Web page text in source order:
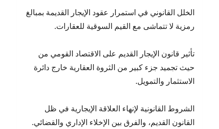
الخلل القانوني في استمرار عقود الإيجار القديمة بمبالغ
رمزية لا تتماشى مع القيم السوقية للعقارات.
تأثير قانون الإيجار القديم على الاقتصاد القومي من
حيث تجميد جزء كبير من الثروة العقارية خارج دائرة
الاستثمار والتمويل.
الشروط القانونية لإنهاء العلاقة الإيجارية في ظل
القانون القديم، والفرق بين الإخلاء الإداري والقضائي.